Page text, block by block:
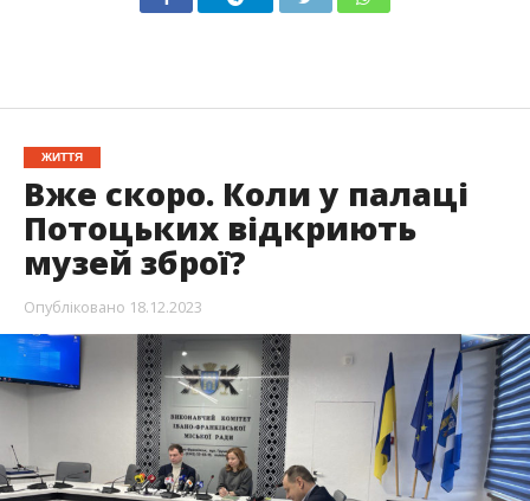
ЖИТТЯ
Вже скоро. Коли у палаці
Потоцьких відкриють
музей зброї?
Опубліковано 18.12.2023